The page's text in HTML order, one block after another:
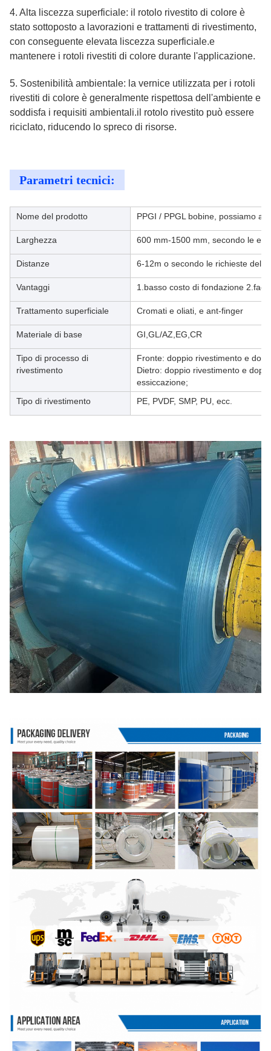
4. Alta liscezza superficiale: il rotolo rivestito di colore è
stato sottoposto a lavorazioni e trattamenti di rivestimento,
con conseguente elevata liscezza superficiale.e
mantenere i rotoli rivestiti di colore durante l'applicazione.
5. Sostenibilità ambientale: la vernice utilizzata per i rotoli
rivestiti di colore è generalmente rispettosa dell'ambiente e
soddisfa i requisiti ambientali.il rotolo rivestito può essere
riciclato, riducendo lo spreco di risorse.
Parametri tecnici:
Nome del prodotto PPGI / PPGL bobine, possiamo
Larghezza 600 mm-1500 mm, secondo le
Distanze 6-12m o secondo le richieste del
Vantaggi 1.basso costo di fondazione
Trattamento superficiale Cromati e oliati, e ant-finger
Materiale di base GI,GL/AZ,EG,CR
Tipo di processo di
rivestimento
Fronte: doppio rivestimento e
Dietro: doppio rivestimento e
essiccazione;
Tipo di rivestimento
PE, PVDF, SMP, PU, ecc.